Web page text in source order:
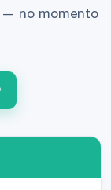
— no momento